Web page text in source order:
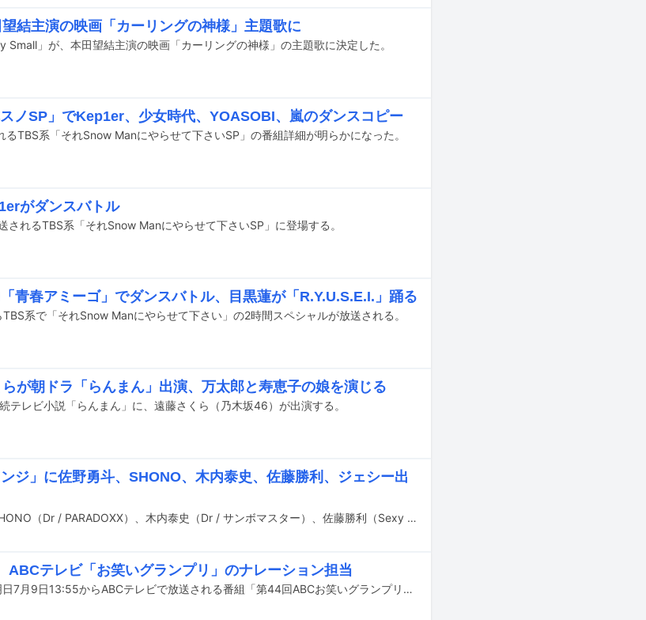
結主演の映画「カーリングの神様」主題歌に
Small」が、本田望結主演の映画「カーリングの神様」の主題歌に決定した。
ノSP」でKep1er、少女時代、YOASOBI、嵐のダンスコピー
TBS系「それSnow Manにやらせて下さいSP」の番組詳細が明らかになった。
がダンスバトル
されるTBS系「それSnow Manにやらせて下さいSP」に登場する。
青春アミーゴ」でダンスバトル、目黒蓮が「R.Y.U.S.E.I.」踊る
系で「それSnow Manにやらせて下さい」の2時間スペシャルが放送される。
が朝ドラ「らんまん」出演、万太郎と寿恵子の娘を演じる
テレビ小説「らんまん」に、遠藤さくら（乃木坂46）が出演する。
ンジ」に佐野勇斗、SHONO、木内泰史、佐藤勝利、ジェシー出
佐野勇斗（M!LK）、SHONO（Dr / PARADOXX）、木内泰史（Dr / サンボマスター）、佐藤勝利（Sexy Zone）、ジェシー（SixTONES）が、本日8月8日19:00よりTBS系で放送される番組「THE神業チャレンジ」に出演する。
ABCテレビ「お笑いグランプリ」のナレーション担当
MOROHAのアフロが明日7月9日13:55からABCテレビで放送される番組「第44回ABCお笑いグランプリ」のナレーションを担当する。